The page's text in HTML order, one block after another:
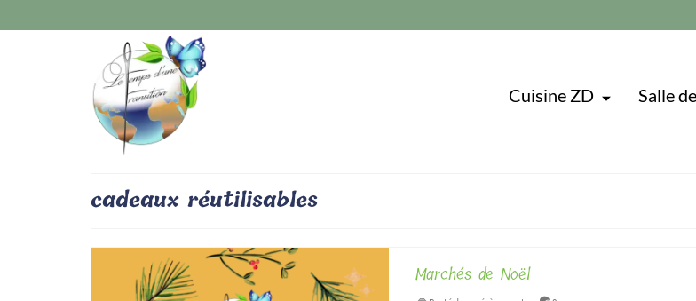
Cuisine ZD Salle
cadeaux réutilisables
Marchés de Noël